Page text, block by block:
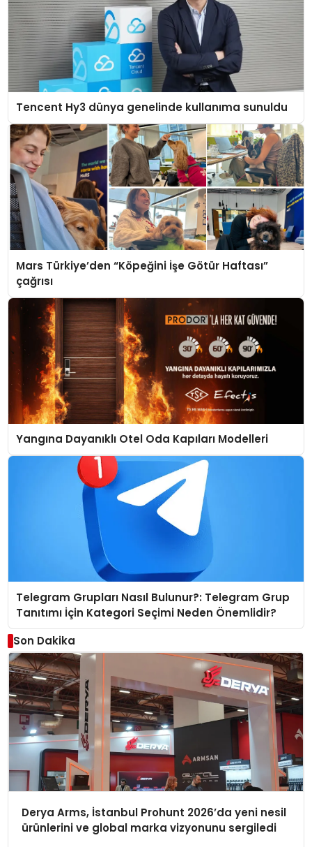
Tencent Hy3 dünya genelinde kullanıma sunuldu
Mars Türkiye’den “Köpeğini İşe Götür Haftası”
çağrısı
Yangına Dayanıklı Otel Oda Kapıları Modelleri
Telegram Grupları Nasıl Bulunur?: Telegram Grup
Tanıtımı İçin Kategori Seçimi Neden Önemlidir?
Son Dakika
Derya Arms, İstanbul Prohunt 2026’da yeni nesil
ürünlerini ve global marka vizyonunu sergiledi